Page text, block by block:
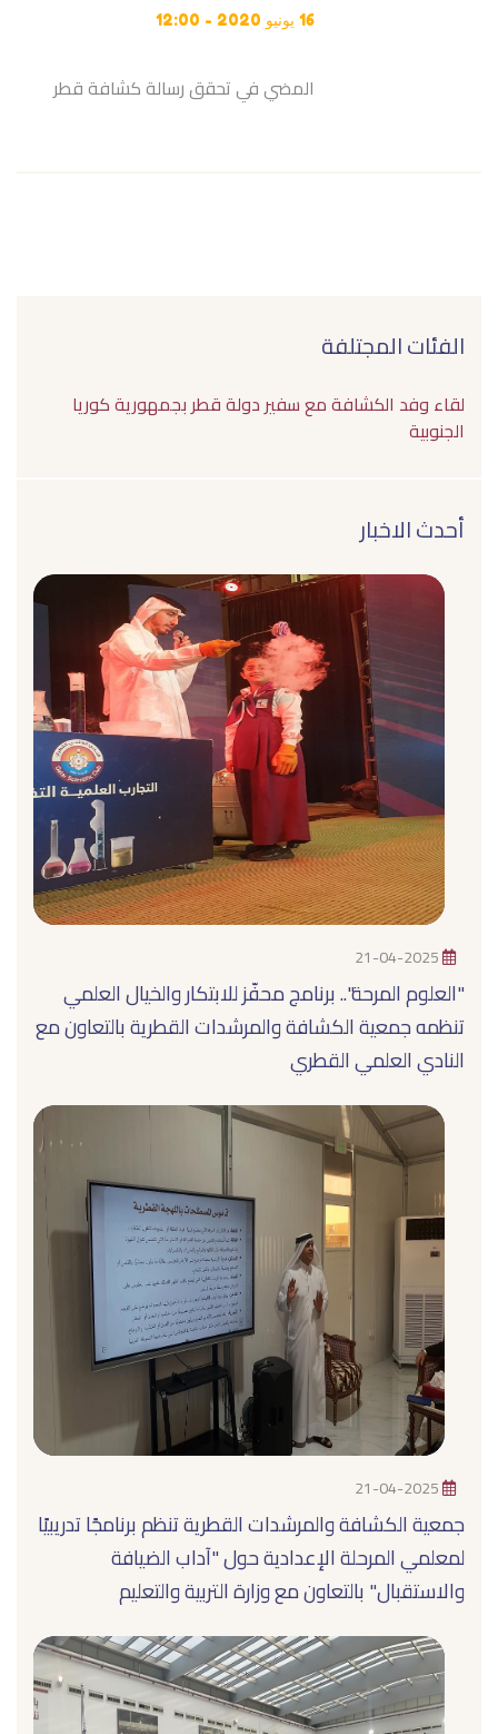
16 يونيو 2020 - 12:00
المضي في تحقق رسالة كشافة قطر
الفئات المجتلفة
لقاء وفد الكشافة مع سفير دولة قطر بجمهورية كوريا
الجنوبية
أحدث الاخبار
21-04-2025
"العلوم المرحة".. برنامج محفّز للابتكار والخيال العلمي
تنظمه جمعية الكشافة والمرشدات القطرية بالتعاون مع
النادي العلمي القطري
21-04-2025
جمعية الكشافة والمرشدات القطرية تنظم برنامجًا تدريبيًا
لمعلمي المرحلة الإعدادية حول "آداب الضيافة
والاستقبال" بالتعاون مع وزارة التربية والتعليم